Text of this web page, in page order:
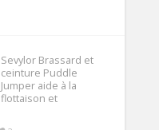
Sevylor Brassard et
ceinture Puddle
Jumper aide à la
flottaison et